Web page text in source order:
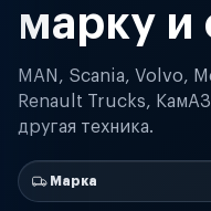
марку
MAN, Scania, Volvo,
Renault Trucks,
другая техника.
Марка